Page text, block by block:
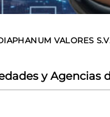
VALORES
y Agencias